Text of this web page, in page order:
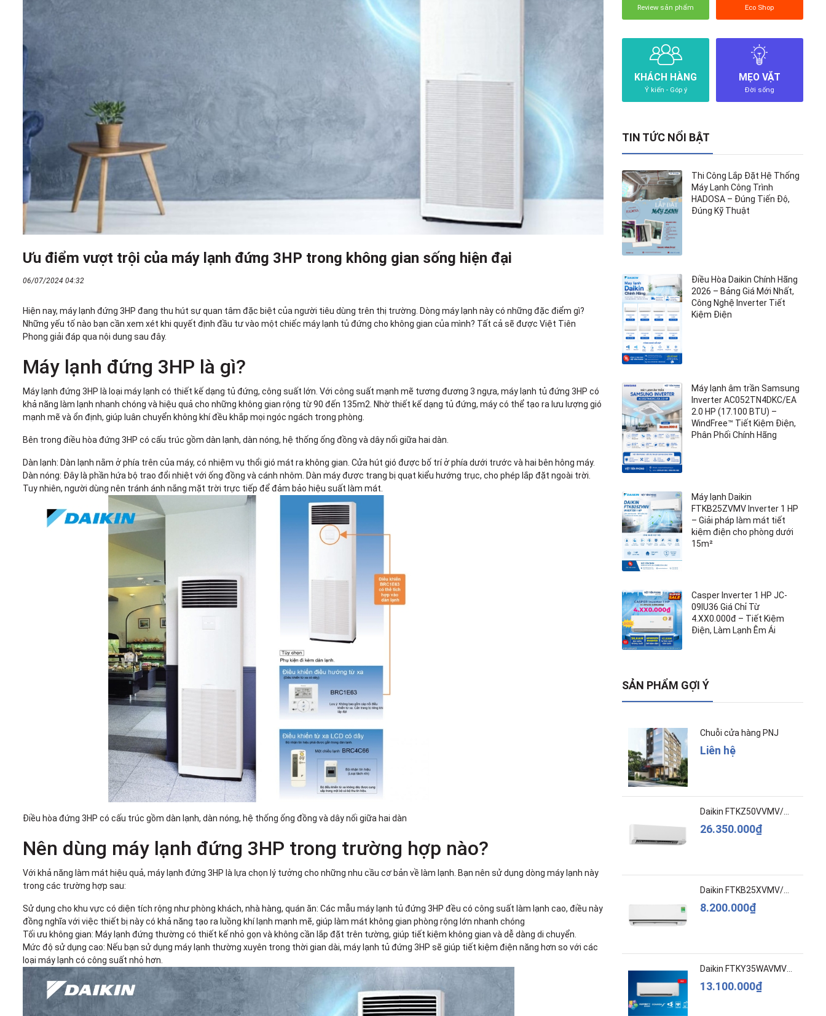
Ưu điểm vượt trội của máy lạnh đứng 3HP trong không gian sống hiện đại
06/07/2024 04:32
Hiện nay, máy lạnh đứng 3HP đang thu hút sự quan tâm đặc biệt của người tiêu dùng trên thị trường. Dòng máy lạnh này có những đặc điểm gì?
Những yếu tố nào bạn cần xem xét khi quyết định đầu tư vào một chiếc máy lạnh tủ đứng cho không gian của mình? Tất cả sẽ được Việt Tiên
Phong giải đáp qua nội dung sau đây.
Máy lạnh đứng 3HP là gì?
Máy lạnh đứng 3HP là loại máy lạnh có thiết kế dạng tủ đứng, công suất lớn. Với công suất mạnh mẽ tương đương 3 ngựa, máy lạnh tủ đứng 3HP có
khả năng làm lạnh nhanh chóng và hiệu quả cho những không gian rộng từ 90 đến 135m2. Nhờ thiết kế dạng tủ đứng, máy có thể tạo ra lưu lượng gió
mạnh mẽ và ổn định, giúp luân chuyển không khí đều khắp mọi ngóc ngách trong phòng.
Bên trong điều hòa đứng 3HP có cấu trúc gồm dàn lạnh, dàn nóng, hệ thống ống đồng và dây nối giữa hai dàn.
Dàn lạnh: Dàn lạnh nằm ở phía trên của máy, có nhiệm vụ thổi gió mát ra không gian. Cửa hút gió được bố trí ở phía dưới trước và hai bên hông máy.
Dàn nóng: Đây là phần hứa bộ trao đổi nhiệt với ống đồng và cánh nhôm. Dàn máy được trang bị quạt kiểu hướng trục, cho phép lắp đặt ngoài trời.
Tuy nhiên, người dùng nên tránh ánh nắng mặt trời trực tiếp để đảm bảo hiệu suất làm mát.
Điều hòa đứng 3HP có cấu trúc gồm dàn lạnh, dàn nóng, hệ thống ống đồng và dây nối giữa hai dàn
Nên dùng máy lạnh đứng 3HP trong trường hợp nào?
Với khả năng làm mát hiệu quả, máy lạnh đứng 3HP là lựa chọn lý tưởng cho những nhu cầu cơ bản về làm lạnh. Bạn nên sử dụng dòng máy lạnh này
trong các trường hợp sau:
Sử dụng cho khu vực có diện tích rộng như phòng khách, nhà hàng, quán ăn: Các mẫu máy lạnh tủ đứng 3HP đều có công suất làm lạnh cao, điều này
đồng nghĩa với việc thiết bị này có khả năng tạo ra luồng khí lạnh mạnh mẽ, giúp làm mát không gian phòng rộng lớn nhanh chóng
Tối ưu không gian: Máy lạnh đứng thường có thiết kế nhỏ gọn và không cần lắp đặt trên tường, giúp tiết kiệm không gian và dễ dàng di chuyển.
Mức độ sử dụng cao: Nếu bạn sử dụng máy lạnh thường xuyên trong thời gian dài, máy lạnh tủ đứng 3HP sẽ giúp tiết kiệm điện năng hơn so với các
loại máy lạnh có công suất nhỏ hơn.
Review sản phẩm Eco Shop
KHÁCH HÀNG
Ý kiến - Góp ý
MẸO VẶT
Đời sống
TIN TỨC NỔI BẬT
Thi Công Lắp Đặt Hệ Thống
Máy Lạnh Công Trình
HADOSA – Đúng Tiến Độ,
Đúng Kỹ Thuật
Điều Hòa Daikin Chính Hãng
2026 – Bảng Giá Mới Nhất,
Công Nghệ Inverter Tiết
Kiệm Điện
Máy lạnh âm trần Samsung
Inverter AC052TN4DKC/EA
2.0 HP (17.100 BTU) –
WindFree™ Tiết Kiệm Điện,
Phân Phối Chính Hãng
Máy lạnh Daikin
FTKB25ZVMV Inverter 1 HP
– Giải pháp làm mát tiết
kiệm điện cho phòng dưới
15m²
Casper Inverter 1 HP JC-
09IU36 Giá Chỉ Từ
4.XX0.000đ – Tiết Kiệm
Điện, Làm Lạnh Êm Ái
SẢN PHẨM GỢI Ý
Chuỗi cửa hàng PNJ
Liên hệ
Daikin FTKZ50VVMV/RKZ50VVMV - Inverter – Cao c...
26.350.000₫
Daikin FTKB25XVMV/RKB25XVMV Inverter 1 HP
8.200.000₫
Daikin FTKY35WAVMV/RKY35WAVMV- Inverter –Cao c...
13.100.000₫